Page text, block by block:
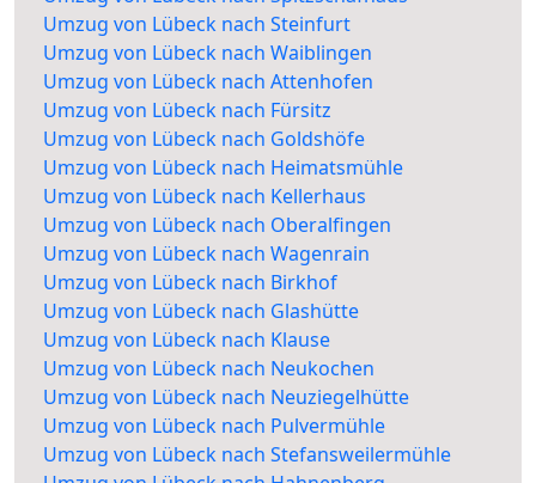
Umzug von Lübeck nach Steinfurt
Umzug von Lübeck nach Waiblingen
Umzug von Lübeck nach Attenhofen
Umzug von Lübeck nach Fürsitz
Umzug von Lübeck nach Goldshöfe
Umzug von Lübeck nach Heimatsmühle
Umzug von Lübeck nach Kellerhaus
Umzug von Lübeck nach Oberalfingen
Umzug von Lübeck nach Wagenrain
Umzug von Lübeck nach Birkhof
Umzug von Lübeck nach Glashütte
Umzug von Lübeck nach Klause
Umzug von Lübeck nach Neukochen
Umzug von Lübeck nach Neuziegelhütte
Umzug von Lübeck nach Pulvermühle
Umzug von Lübeck nach Stefansweilermühle